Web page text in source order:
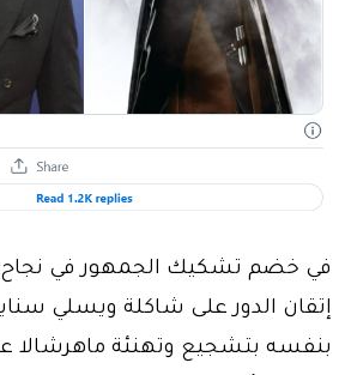
في خضم تشكيك الجمهور في نجاح
إتقان الدور على شاكلة ويسلي
بنفسه بتشجيع وتهنئة ماهرشالا